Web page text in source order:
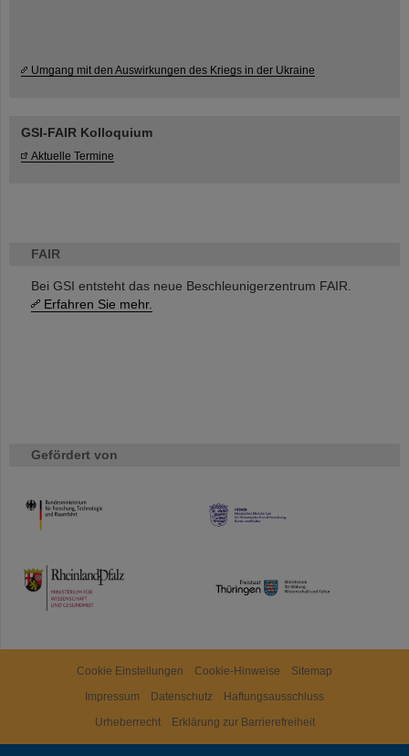
FAIR
Bei GSI entsteht das neue Beschleunigerzentrum FAIR.
Erfahren Sie mehr.
Gefördert von
HMWK
TMWWDG
Umgang mit den Auswirkungen des Kriegs in der Ukraine
GSI-FAIR Kolloquium
Aktuelle Termine
Cookie Einstellungen Cookie-Hinweise
Sitemap
Impressum
Datenschutz
Haftungsausschluss
Urheberrecht
Erklärung zur Barrierefreiheit